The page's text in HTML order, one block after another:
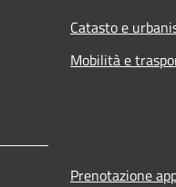
Catasto e
Mobilità e
Prenotazione